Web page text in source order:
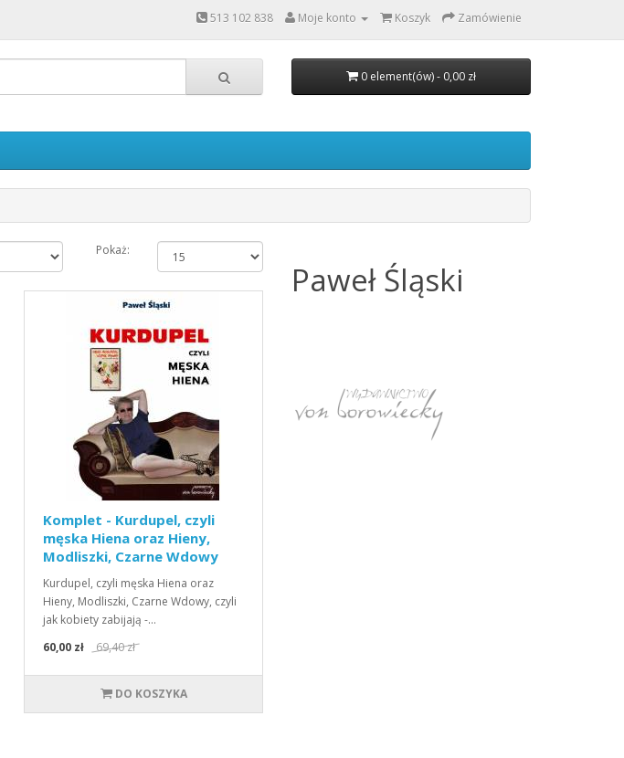
513 102 838 Moje konto Koszyk Zamówienie
0 element(ów) - 0,00 zł
Pokaż:
Komplet - Kurdupel, czyli
męska Hiena oraz Hieny,
Modliszki, Czarne Wdowy
Kurdupel, czyli męska Hiena oraz
Hieny, Modliszki, Czarne Wdowy, czyli
jak kobiety zabijają -…
60,00 zł
69,40 zł
DO KOSZYKA
Paweł Śląski